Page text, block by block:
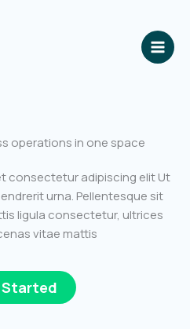
operations in one space
consectetur adipiscing elit Ut
urna. Pellentesque sit
ligula consectetur, ultrices
vitae mattis